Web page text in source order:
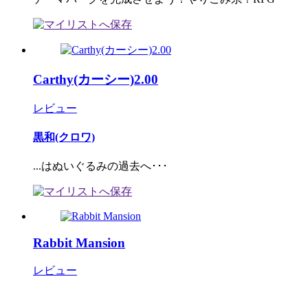
Carthy(カーシー)2.00
レビュー
黒和(クロワ)
...はぬいぐるみの過去へ･･･
Rabbit Mansion
レビュー